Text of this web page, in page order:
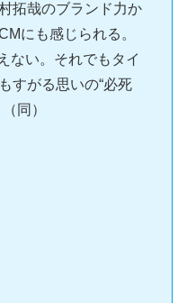
拓哉のブランド力か
にも感じられる。
ない。それでもタイ
すがる思いの“必死
同）